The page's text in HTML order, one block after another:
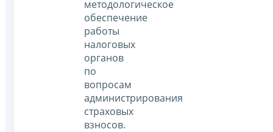
методологическое
обеспечение
работы
налоговых
органов
по
вопросам
администрирования
страховых
взносов.